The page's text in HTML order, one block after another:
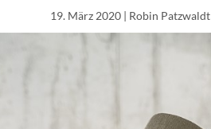
19. März 2020| Robin Patzwaldt